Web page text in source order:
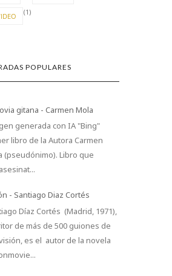
(1)
POPULARES
gitana - Carmen Mola
generada con IA "Bing"
libro de la Autora Carmen
(pseudónimo). Libro que
- Santiago Diaz Cortés
Díaz Cortés (Madrid, 1971),
de más de 500 guiones de
es el autor de la novela